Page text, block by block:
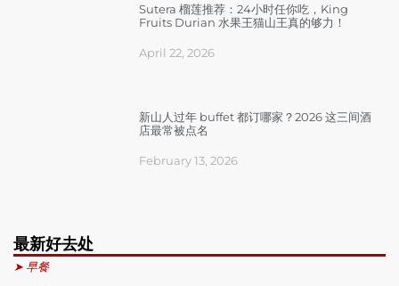
Sutera 榴莲推荐：24小时任你吃，King
Fruits Durian 水果王猫山王真的够力！
April 22, 2026
新山人过年 buffet 都订哪家？2026 这三间酒
店最常被点名
February 13, 2026
最新好去处
➤ 早餐